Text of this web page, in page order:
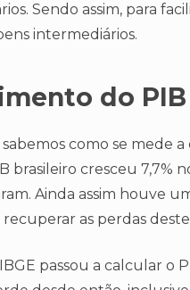
Sendo assim, para
intermediários.
do
como se mede
brasileiro cresceu 7,7%
Ainda assim houve
as perdas
IBGE passou a calcular